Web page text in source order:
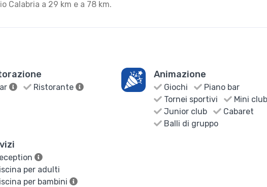
Calabria a 29 km e a 78 km.
Ristorante
Animazione
Giochi
Piano bar
Tornei sportivi
Mini club
Junior club
Cabaret
Balli di gruppo
per adulti
per bambini